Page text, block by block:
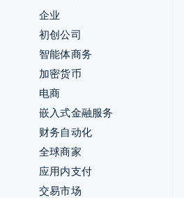
企业
初创公司
智能体商务
加密货币
电商
嵌入式金融服务
财务自动化
全球商家
应用内支付
交易市场